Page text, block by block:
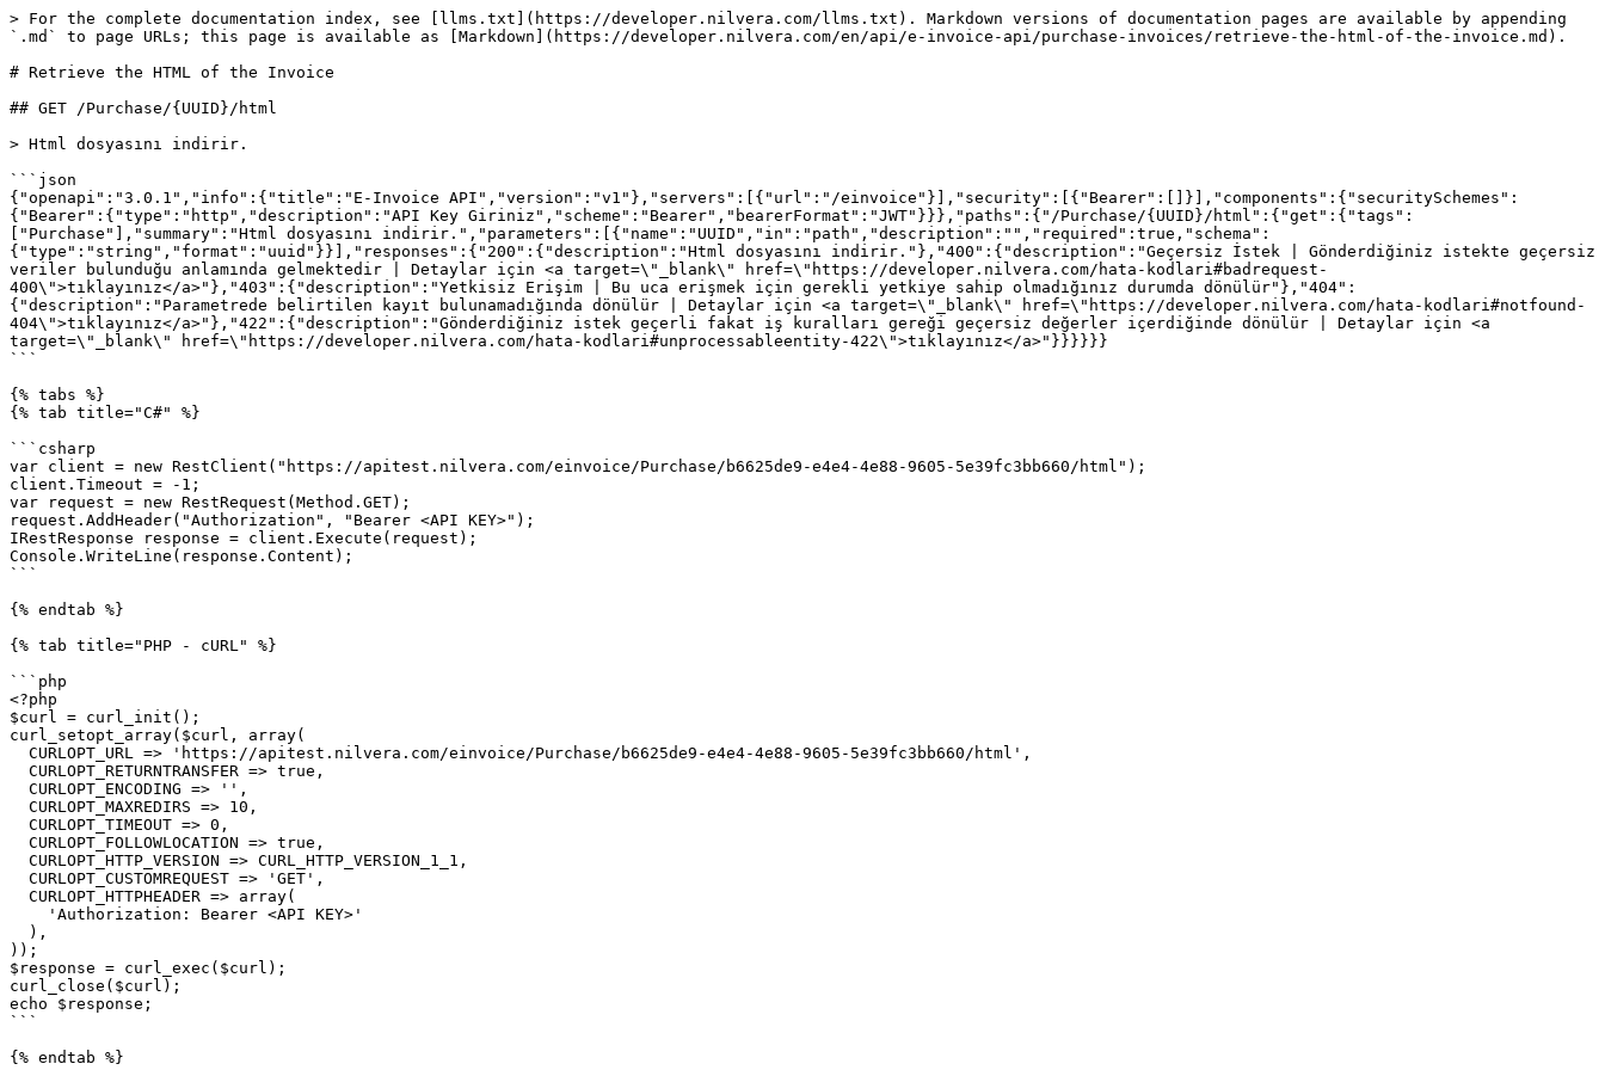
> For the complete documentation index, see [llms.txt](https://developer.nilvera.com/llms.txt). Markdown versions of documentation pages are available by appending
`.md` to page URLs; this page is available as [Markdown](https://developer.nilvera.com/en/api/e-invoice-api/purchase-invoices/retrieve-the-html-of-the-invoice.md).
# Retrieve the HTML of the Invoice
## GET /Purchase/{UUID}/html
> Html dosyasını indirir.
```json
{"openapi":"3.0.1","info":{"title":"E-Invoice API","version":"v1"},"servers":[{"url":"/einvoice"}],"security":[{"Bearer":[]}],"components":{"securitySchemes":
{"Bearer":{"type":"http","description":"API Key Giriniz","scheme":"Bearer","bearerFormat":"JWT"}}},"paths":{"/Purchase/{UUID}/html":{"get":{"tags":
["Purchase"],"summary":"Html dosyasını indirir.","parameters":[{"name":"UUID","in":"path","description":"","required":true,"schema":
{"type":"string","format":"uuid"}}],"responses":{"200":{"description":"Html dosyasını indirir."},"400":{"description":"Geçersiz İstek | Gönderdiğiniz istekte geçersiz
veriler bulunduğu anlamında gelmektedir | Detaylar için <a target=\"_blank\" href=\"https://developer.nilvera.com/hata-kodlari#badrequest-
400\">tıklayınız</a>"},"403":{"description":"Yetkisiz Erişim | Bu uca erişmek için gerekli yetkiye sahip olmadığınız durumda dönülür"},"404":
{"description":"Parametrede belirtilen kayıt bulunamadığında dönülür | Detaylar için <a target=\"_blank\" href=\"https://developer.nilvera.com/hata-kodlari#notfound-
404\">tıklayınız</a>"},"422":{"description":"Gönderdiğiniz istek geçerli fakat iş kuralları gereği geçersiz değerler içerdiğinde dönülür | Detaylar için <a
target=\"_blank\" href=\"https://developer.nilvera.com/hata-kodlari#unprocessableentity-422\">tıklayınız</a>"}}}}}}
```
{% tabs %}
{% tab title="C#" %}
```csharp
var client = new RestClient("https://apitest.nilvera.com/einvoice/Purchase/b6625de9-e4e4-4e88-9605-5e39fc3bb660/html");
client.Timeout = -1;
var request = new RestRequest(Method.GET);
request.AddHeader("Authorization", "Bearer <API KEY>");
IRestResponse response = client.Execute(request);
Console.WriteLine(response.Content);
```
{% endtab %}
{% tab title="PHP - cURL" %}
```php
<?php
$curl = curl_init();
curl_setopt_array($curl, array(
));
$response = curl_exec($curl);
curl_close($curl);
echo $response;
```
{% endtab %}